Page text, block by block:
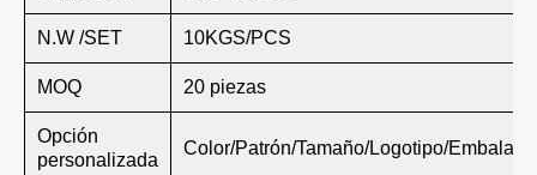
N.W /SET 10KGS/PCS
MOQ 20 piezas
Opción
personalizada
Color/Patrón/Tamaño/Logotipo/Embalaje